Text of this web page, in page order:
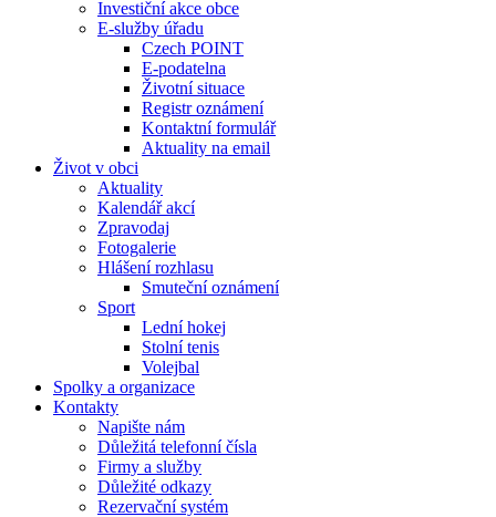
Investiční akce obce
E-služby úřadu
Czech POINT
E-podatelna
Životní situace
Registr oznámení
Kontaktní formulář
Aktuality na email
Život v obci
Aktuality
Kalendář akcí
Zpravodaj
Fotogalerie
Hlášení rozhlasu
Smuteční oznámení
Sport
Lední hokej
Stolní tenis
Volejbal
Spolky a organizace
Kontakty
Napište nám
Důležitá telefonní čísla
Firmy a služby
Důležité odkazy
Rezervační systém